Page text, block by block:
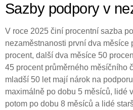
Sazby podpory v
V roce 2025 činí procentní sazba
nezaměstnanosti první dva měsíce
procent, další dva měsíce 50
45 procent průměrného měsíčního
mladší 50 let mají nárok na
maximálně po dobu 5 měsíců, lidé
potom po dobu 8 měsíců a lidé